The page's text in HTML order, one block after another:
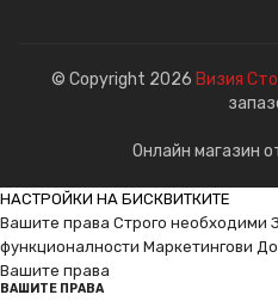
© Copyright 2026 Визия
Онлайн магазин
НАСТРОЙКИ НА БИСКВИТКИТЕ
Вашите права Строго необходими
функционалности Маркетингови
Вашите права
ВАШИТЕ ПРАВА